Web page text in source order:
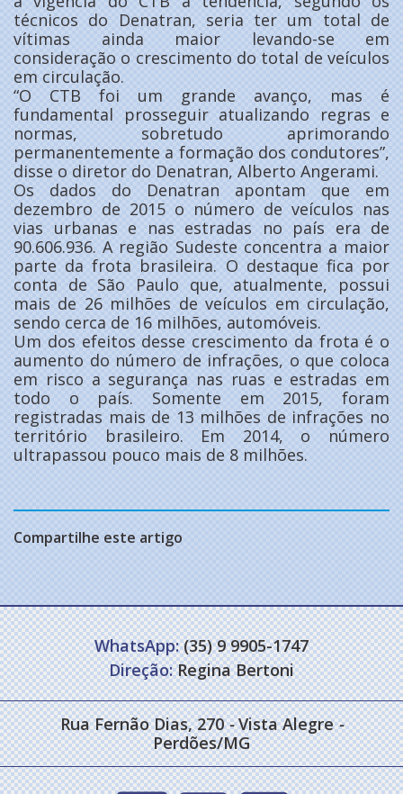
técnicos do Denatran, seria ter um total de
vítimas ainda maior levando-se em
consideração o crescimento do total de veículos
em circulação.
“O CTB foi um grande avanço, mas é
fundamental prosseguir atualizando regras e
normas, sobretudo aprimorando
permanentemente a formação dos condutores”,
disse o diretor do Denatran, Alberto Angerami.
Os dados do Denatran apontam que em
dezembro de 2015 o número de veículos nas
vias urbanas e nas estradas no país era de
90.606.936. A região Sudeste concentra a maior
parte da frota brasileira. O destaque fica por
conta de São Paulo que, atualmente, possui
mais de 26 milhões de veículos em circulação,
sendo cerca de 16 milhões, automóveis.
Um dos efeitos desse crescimento da frota é o
aumento do número de infrações, o que coloca
em risco a segurança nas ruas e estradas em
todo o país. Somente em 2015, foram
registradas mais de 13 milhões de infrações no
território brasileiro. Em 2014, o número
ultrapassou pouco mais de 8 milhões.
Compartilhe este artigo
WhatsApp:(35) 9 9905-1747
Direção:Regina Bertoni
Rua Fernão Dias, 270- Vista Alegre-
Perdões/MG